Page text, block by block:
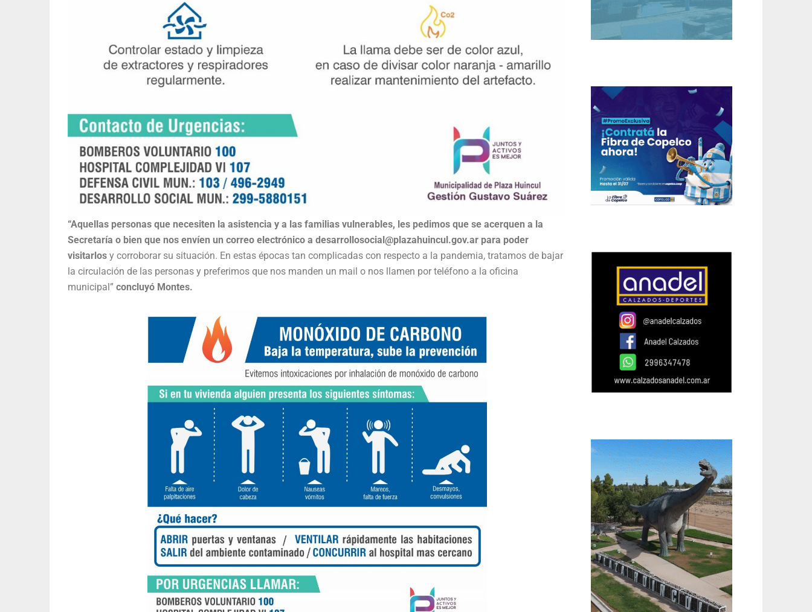
“Aquellas personas que necesiten la asistencia y a las familias vulnerables, les pedimos que se acerquen a la
Secretaría o bien que nos envíen un correo electrónico a desarrollosocial@plazahuincul.gov.ar para poder
visitarlos y corroborar su situación. En estas épocas tan complicadas con respecto a la pandemia, tratamos de bajar
la circulación de las personas y preferimos que nos manden un mail o nos llamen por teléfono a la oficina
municipal” concluyó Montes.